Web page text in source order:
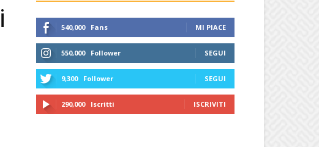
540,000 Fans MI PIACE
550,000 Follower SEGUI
9,300 Follower SEGUI
290,000 Iscritti ISCRIVITI